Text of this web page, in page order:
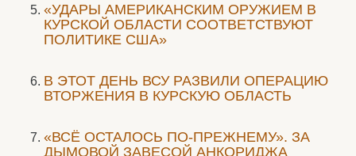
«УДАРЫ АМЕРИКАНСКИМ ОРУЖИЕМ В
КУРСКОЙ ОБЛАСТИ СООТВЕТСТВУЮТ
ПОЛИТИКЕ США»
В ЭТОТ ДЕНЬ ВСУ РАЗВИЛИ ОПЕРАЦИЮ
ВТОРЖЕНИЯ В КУРСКУЮ ОБЛАСТЬ
«ВСЁ ОСТАЛОСЬ ПО-ПРЕЖНЕМУ». ЗА
ДЫМОВОЙ ЗАВЕСОЙ АНКОРИДЖА